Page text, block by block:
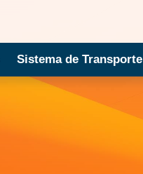
Sistema de Transporte